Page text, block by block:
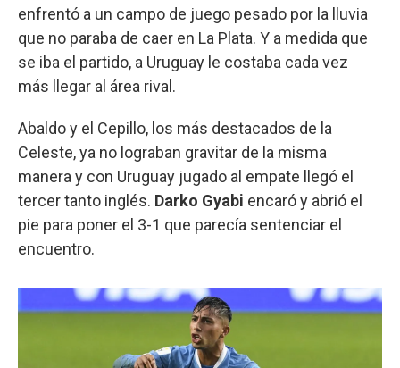
enfrentó a un campo de juego pesado por la lluvia
que no paraba de caer en La Plata. Y a medida que
se iba el partido, a Uruguay le costaba cada vez
más llegar al área rival.
Abaldo y el Cepillo, los más destacados de la
Celeste, ya no lograban gravitar de la misma
manera y con Uruguay jugado al empate llegó el
tercer tanto inglés. Darko Gyabi encaró y abrió el
pie para poner el 3-1 que parecía sentenciar el
encuentro.